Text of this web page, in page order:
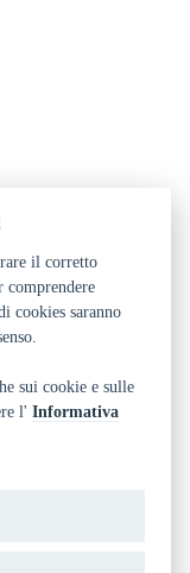
a cura
e Sport
il corretto
comprendere
cookies saranno
sui cookie e sulle
l'Informativa